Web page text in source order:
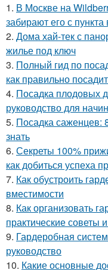
1. В Москве на
забирают его с
2. Дома хай-тек с
жилье под ключ
3. Полный гид по
как правильно
4. Посадка плодовых
руководство для
5. Посадка саженцев:
знать
6. Секреты 100%
как добиться успеха
7. Как обустроить
вместимости
8. Как организовать
практические советы
9. Гардеробная
руководство
10. Какие основные